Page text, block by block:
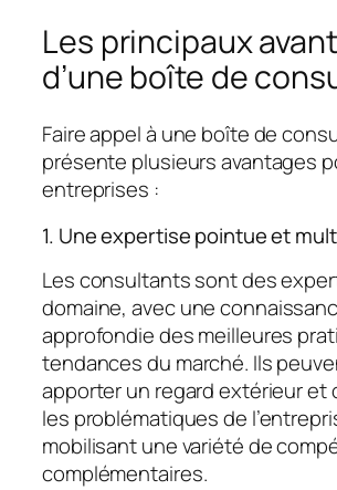
Les principaux
d’une boîte de
Faire appel à une boîte de
présente plusieurs avantages
entreprises :
1. Une expertise pointue et
Les consultants sont des
domaine, avec une
approfondie des meilleures
tendances du marché. Ils
apporter un regard extérieur et
les problématiques de
mobilisant une variété de
complémentaires.